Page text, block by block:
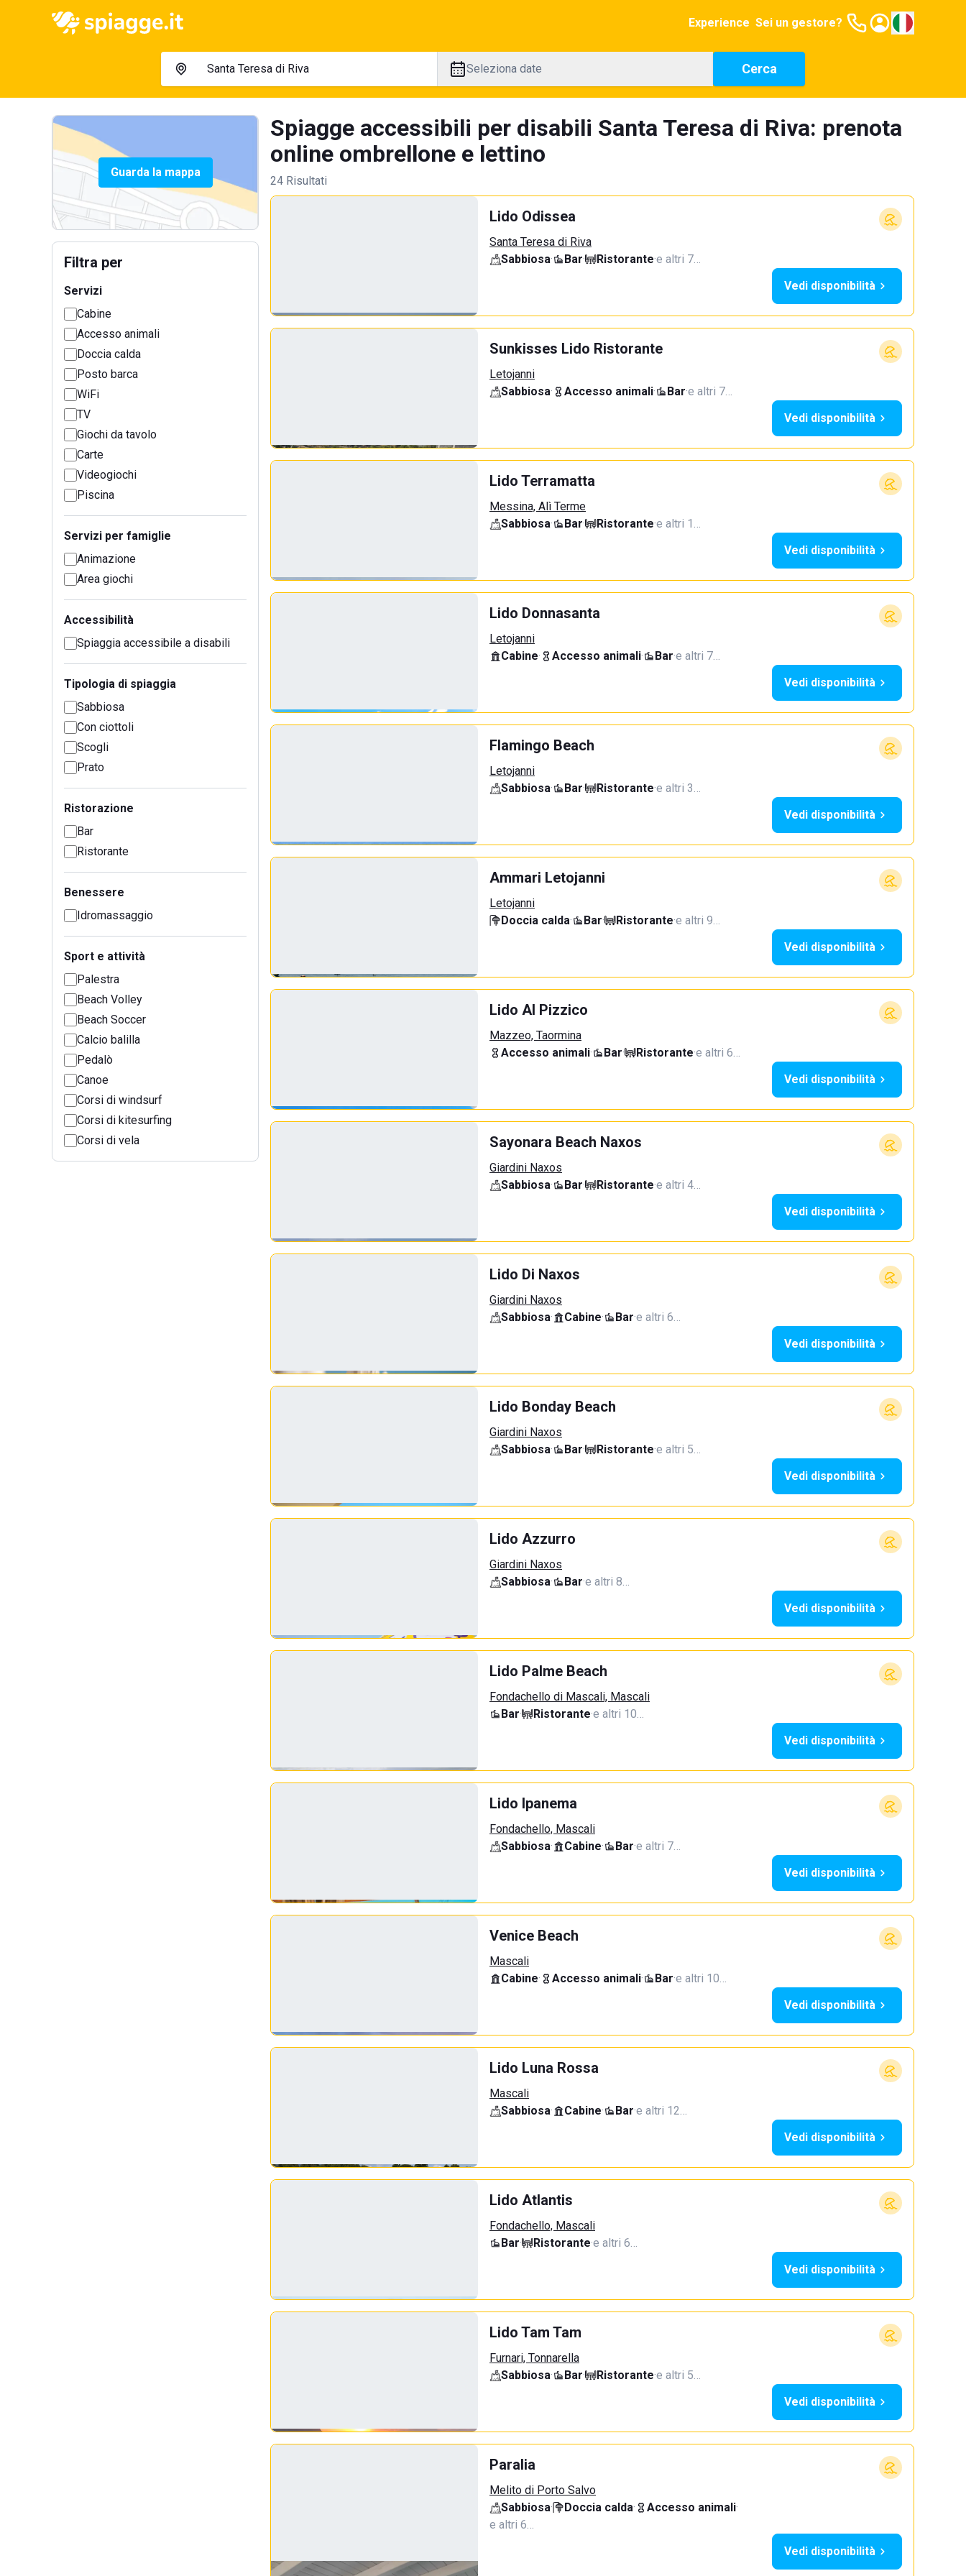
Experience Sei un gestore?
Seleziona date Cerca
Guarda la mappa
Filtra per
Servizi
Cabine
Accesso animali
Doccia calda
Posto barca
WiFi
TV
Giochi da tavolo
Carte
Videogiochi
Piscina
Servizi per famiglie
Animazione
Area giochi
Accessibilità
Spiaggia accessibile a disabili
Tipologia di spiaggia
Sabbiosa
Con ciottoli
Scogli
Prato
Ristorazione
Bar
Ristorante
Benessere
Idromassaggio
Sport e attività
Palestra
Beach Volley
Beach Soccer
Calcio balilla
Pedalò
Canoe
Corsi di windsurf
Corsi di kitesurfing
Corsi di vela
Spiagge accessibili per disabili Santa Teresa di Riva: prenota
online ombrellone e lettino
24 Risultati
Lido Odissea
Santa Teresa di Riva
Sabbiosa· Bar· Ristorante·e altri 7…
Vedi disponibilità
Sunkisses Lido Ristorante
Letojanni
Sabbiosa· Accesso animali· Bar·e altri 7…
Vedi disponibilità
Lido Terramatta
Messina, Alì Terme
Sabbiosa· Bar· Ristorante·e altri 1…
Vedi disponibilità
Lido Donnasanta
Letojanni
Cabine· Accesso animali· Bar·e altri 7…
Vedi disponibilità
Flamingo Beach
Letojanni
Sabbiosa· Bar· Ristorante·e altri 3…
Vedi disponibilità
Ammari Letojanni
Letojanni
Doccia calda· Bar· Ristorante·e altri 9…
Vedi disponibilità
Lido Al Pizzico
Mazzeo, Taormina
Accesso animali· Bar· Ristorante·e altri 6…
Vedi disponibilità
Sayonara Beach Naxos
Giardini Naxos
Sabbiosa· Bar· Ristorante·e altri 4…
Vedi disponibilità
Lido Di Naxos
Giardini Naxos
Sabbiosa· Cabine· Bar·e altri 6…
Vedi disponibilità
Lido Bonday Beach
Giardini Naxos
Sabbiosa· Bar· Ristorante·e altri 5…
Vedi disponibilità
Lido Azzurro
Giardini Naxos
Sabbiosa· Bar·e altri 8…
Vedi disponibilità
Lido Palme Beach
Fondachello di Mascali, Mascali
Bar· Ristorante·e altri 10…
Vedi disponibilità
Lido Ipanema
Fondachello, Mascali
Sabbiosa· Cabine· Bar·e altri 7…
Vedi disponibilità
Venice Beach
Mascali
Cabine· Accesso animali· Bar·e altri 10…
Vedi disponibilità
Lido Luna Rossa
Mascali
Sabbiosa· Cabine· Bar·e altri 12…
Vedi disponibilità
Lido Atlantis
Fondachello, Mascali
Bar· Ristorante·e altri 6…
Vedi disponibilità
Lido Tam Tam
Furnari, Tonnarella
Sabbiosa· Bar· Ristorante·e altri 5…
Vedi disponibilità
Paralia
Melito di Porto Salvo
Sabbiosa· Doccia calda· Accesso animali·
e altri 6…
Vedi disponibilità